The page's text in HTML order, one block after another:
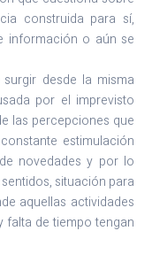
construida para sí,
información o aún se
desde la misma
por el imprevisto
las percepciones que
estimulación
novedades y por lo
situación para
aquellas actividades
falta de tiempo tengan